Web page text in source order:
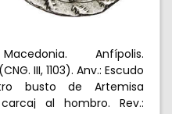
Anfípolis.
III, 1103). Anv.: Escudo
busto de Artemisa
al hombro. Rev.: